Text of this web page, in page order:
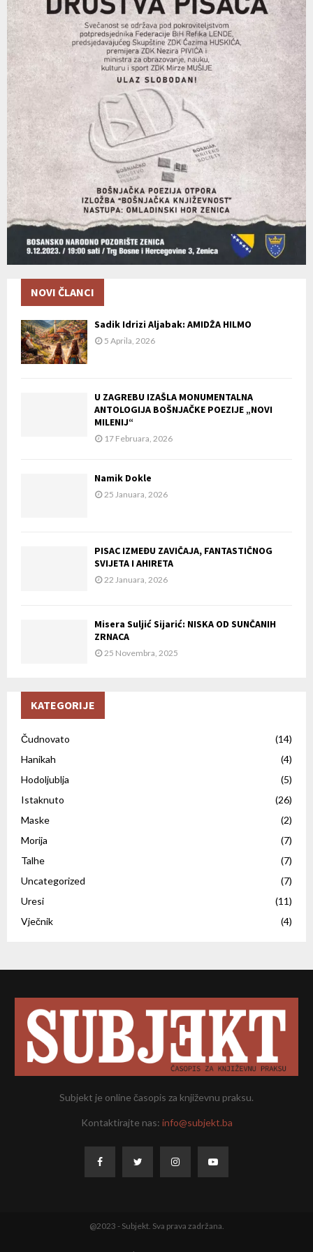
NOVI ČLANCI
Sadik Idrizi Aljabak: AMIDŽA HILMO
5 Aprila, 2026
U ZAGREBU IZAŠLA MONUMENTALNA
ANTOLOGIJA BOŠNJAČKE POEZIJE „NOVI
MILENIJ“
17 Februara, 2026
Namik Dokle
25 Januara, 2026
PISAC IZMEĐU ZAVIČAJA, FANTASTIČNOG
SVIJETA I AHIRETA
22 Januara, 2026
Misera Suljić Sijarić: NISKA OD SUNČANIH
ZRNACA
25 Novembra, 2025
KATEGORIJE
Čudnovato
(14)
Hanikah
(4)
Hodoljublja
(5)
Istaknuto
(26)
Maske
(2)
Morija
(7)
Talhe
(7)
Uncategorized
(7)
Uresi
(11)
Vječnik
(4)
Subjekt je online časopis za književnu praksu.
Kontaktirajte nas: info@subjekt.ba
@2023 - Subjekt. Sva prava zadržana.